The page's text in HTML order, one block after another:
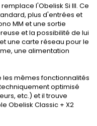
l'Obelisk Si III. Ce
plus d'entrées et
MM et une sortie
et la possibilité de lui
une carte réseau pour le
une alimentation
mêmes fonctionnalités
optimisé
etc.) et il trouve
Obelisk Classic + X2